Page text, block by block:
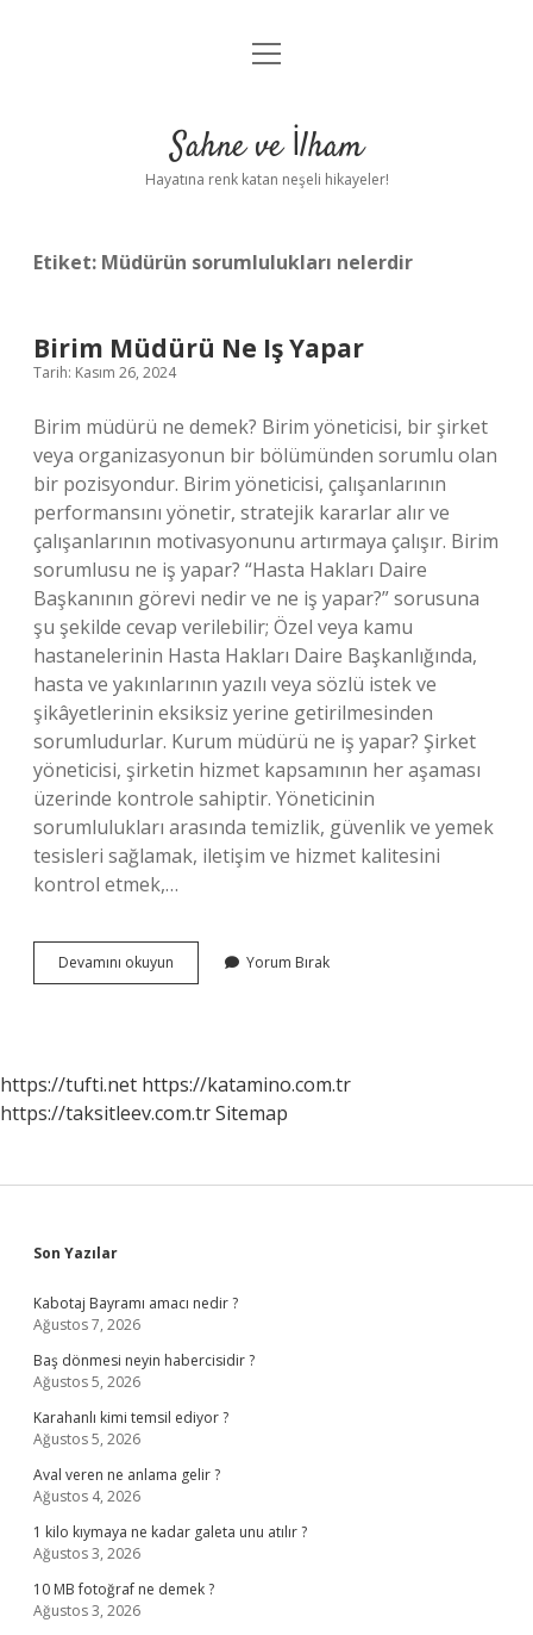
Anasayfa
Yasal Uyarı
menüyü
Sahne ve İlham
Hayatına renk katan neşeli hikayeler!
Etiket: Müdürün sorumlulukları nelerdir
Birim Müdürü Ne Iş Yapar
Tarih: Kasım 26, 2024
Birim müdürü ne demek? Birim yöneticisi, bir şirket
veya organizasyonun bir bölümünden sorumlu olan
bir pozisyondur. Birim yöneticisi, çalışanlarının
performansını yönetir, stratejik kararlar alır ve
çalışanlarının motivasyonunu artırmaya çalışır. Birim
sorumlusu ne iş yapar? “Hasta Hakları Daire
Başkanının görevi nedir ve ne iş yapar?” sorusuna
şu şekilde cevap verilebilir; Özel veya kamu
hastanelerinin Hasta Hakları Daire Başkanlığında,
hasta ve yakınlarının yazılı veya sözlü istek ve
şikâyetlerinin eksiksiz yerine getirilmesinden
sorumludurlar. Kurum müdürü ne iş yapar? Şirket
yöneticisi, şirketin hizmet kapsamının her aşaması
üzerinde kontrole sahiptir. Yöneticinin
sorumlulukları arasında temizlik, güvenlik ve yemek
tesisleri sağlamak, iletişim ve hizmet kalitesini
kontrol etmek,…
Devamını okuyun
Müdürü
Yorum Bırak
https://tufti.net https://katamino.com.tr
https://taksitleev.com.trSitemap
Sidebar
Son Yazılar
Kabotaj Bayramı amacı nedir ?
Ağustos 7, 2026
Baş dönmesi neyin habercisidir ?
Ağustos 5, 2026
Karahanlı kimi temsil ediyor ?
Ağustos 5, 2026
Aval veren ne anlama gelir ?
Ağustos 4, 2026
1 kilo kıymaya ne kadar galeta unu atılır ?
Ağustos 3, 2026
10 MB fotoğraf ne demek ?
Ağustos 3, 2026